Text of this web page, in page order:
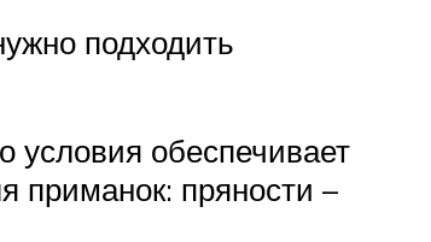
подходить
условия обеспечивает
приманок: пряности –